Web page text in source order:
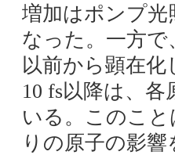
増加はポンプ光
なった。一方で
以前から顕在
10 fs以降は、
いる。このこ
りの原子の影